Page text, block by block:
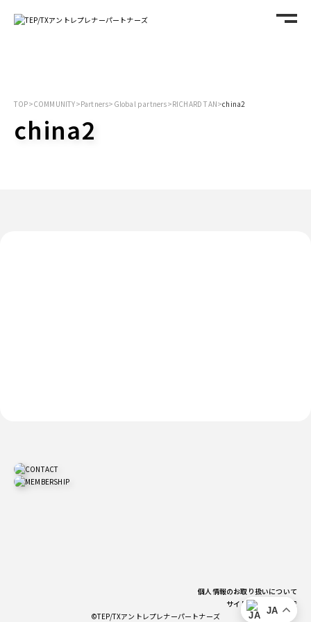
TOP>COMMUNITY>Partners> Global partners>RICHARD TAN>china2
china2
個人情報のお取り扱いについて
サイトご利用上の注意
©TEP/TXアントレプレナーパートナーズ
JA